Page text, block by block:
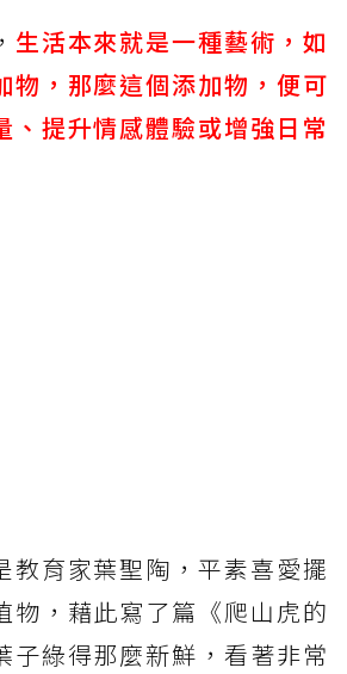
生活本來就是一種藝術，如
物，那麼這個添加物，便可
、提升情感體驗或增強日常
教育家葉聖陶，平素喜愛擺
物，藉此寫了篇《爬山虎的
子綠得那麼新鮮，看著非常